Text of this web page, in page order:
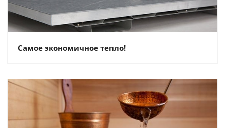
Самое экономичное тепло!